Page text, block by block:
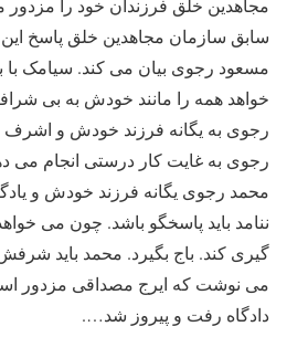
سابق سازمان مجاهدین خلق پاسخ این
مسعود رجوی بیان می کند. سیامک با
خواهد همه را مانند خودش به بی
رجوی به یگانه فرزند خودش و اشرف
رجوی به غایت کار درستی انجام می
محمد رجوی یگانه فرزند خودش و
ننامد باید پاسخگو باشد. چون می
گیری کند. باج بگیرد. محمد باید
می نوشت که ایرج مصداقی مزدور
دادگاه رفت و پیروز شد….